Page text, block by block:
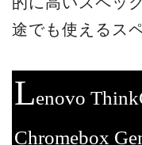
途でも使えるス
Lenovo
Chromebox